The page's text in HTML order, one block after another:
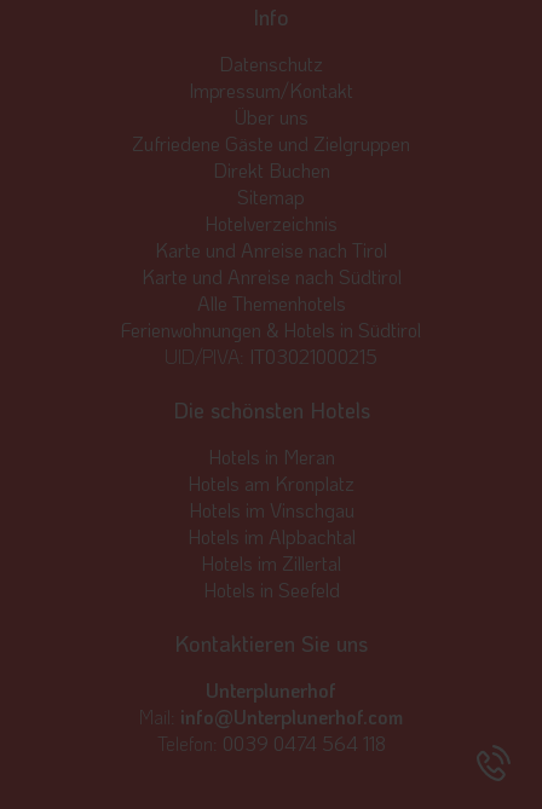
Info
Datenschutz
Impressum/Kontakt
Über uns
Zufriedene Gäste und Zielgruppen
Direkt Buchen
Sitemap
Hotelverzeichnis
Karte und Anreise nach Tirol
Karte und Anreise nach Südtirol
Alle Themenhotels
Ferienwohnungen & Hotels in Südtirol
UID/PIVA: IT03021000215
Die schönsten Hotels
Hotels in Meran
Hotels am Kronplatz
Hotels im Vinschgau
Hotels im Alpbachtal
Hotels im Zillertal
Hotels in Seefeld
Kontaktieren Sie uns
Unterplunerhof
Mail: info@Unterplunerhof.com
Telefon: 0039 0474 564 118